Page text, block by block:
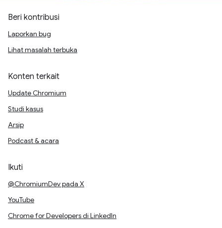
Beri kontribusi
Laporkan bug
Lihat masalah terbuka
Konten terkait
Update Chromium
Studi kasus
Arsip
Podcast & acara
Ikuti
@ChromiumDev pada X
YouTube
Chrome for Developers di LinkedIn